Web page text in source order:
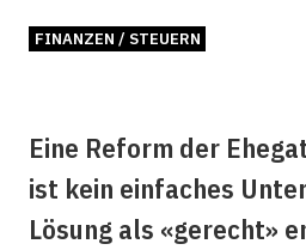
FINANZEN / STEUERN
Eine Reform der
ist kein einfaches
Lösung als «gerecht»